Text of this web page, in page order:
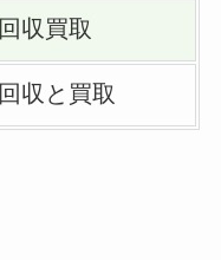
回収買取
回収と買取